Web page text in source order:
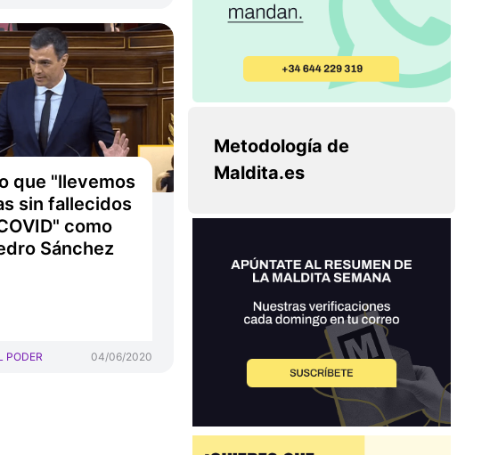
que "llevemos
sin fallecidos
como
Sánchez
PODER 04/06/2020
Metodología de
Maldita.es